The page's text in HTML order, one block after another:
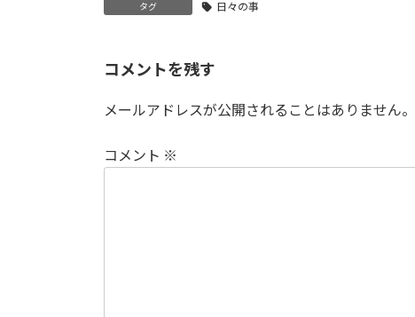
タグ 日々の事
コメントを残す
メールアドレスが公開されることはありません。
コメント ※